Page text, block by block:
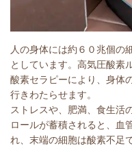
人の身体には約６０兆個の
としています。高気圧酸素
酸素セラピーにより、身体
行きわたらせます。
ストレスや、肥満、食生活
ロールが蓄積されると、血
れ、末端の細胞は酸素不足